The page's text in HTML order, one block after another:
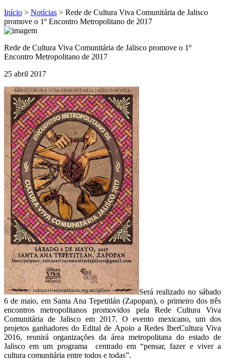
Início > Notícias > Rede de Cultura Viva Comunitária de Jalisco
promove o 1º Encontro Metropolitano de 2017
Rede de Cultura Viva Comunitária de Jalisco promove o 1º
Encontro Metropolitano de 2017
25 abril 2017
Será realizado no sábado
6 de maio, em Santa Ana Tepetitlán (Zapopan), o primeiro dos três
encontros metropolitanos promovidos pela Rede Cultura Viva
Comunitária de Jalisco em 2017. O evento mexicano, um dos
projetos ganhadores do Edital de Apoio a Redes IberCultura Viva
2016, reunirá organizações da área metropolitana do estado de
Jalisco em um programa centrado em “pensar, fazer e viver a
cultura comunitária entre todos e todas”.